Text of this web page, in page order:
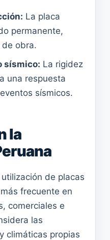
La placa
permanente,
obra.
sísmico: La rigidez
una respuesta
sísmicos.
la
de placas
frecuente en
comerciales e
las
climáticas propias